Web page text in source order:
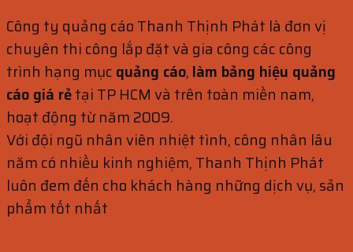
Công ty quảng cáo Thanh Thịnh Phát là đơn vị
chuyên thi công lắp đặt và gia công các công
trình hạng mục quảng cáo, làm bảng hiệu quảng
cáo giá rẻtại TP HCM và trên toàn miền nam,
hoạt động từ năm 2009.
Với đội ngũ nhân viên nhiệt tình, công nhân lâu
năm có nhiều kinh nghiệm, Thanh Thịnh Phát
luôn đem đến cho khách hàng những dịch vụ, sản
phẩm tốt nhất